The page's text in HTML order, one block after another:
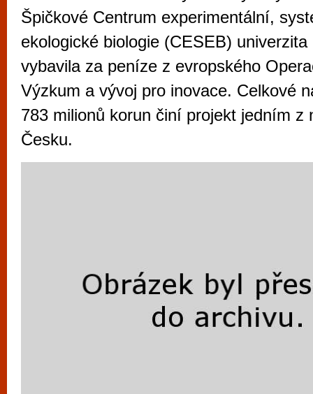
Špičkové Centrum experimentální,
ekologické biologie (CESEB) univerzita
vybavila za peníze z evropského
Výzkum a vývoj pro inovace. Celkové
783 milionů korun činí projekt jedním z
Česku.
vyzkoušet různé kasinové hry. V
metropoli naleznete širokou nabídku her
po moderní automaty jak pro pravidelné
příležitostné hráče. V...